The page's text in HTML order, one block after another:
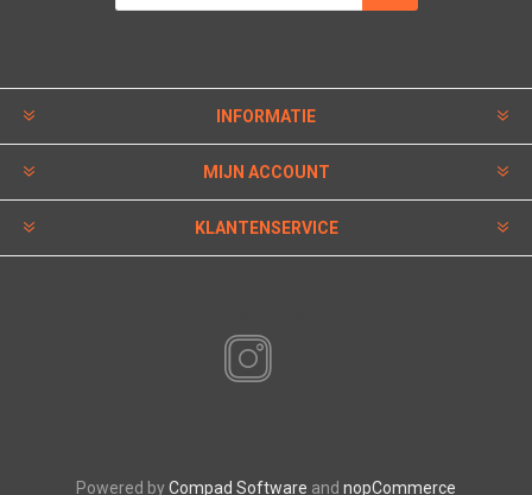
INFORMATIE
MIJN ACCOUNT
KLANTENSERVICE
Powered byCompad Software and nopCommerce